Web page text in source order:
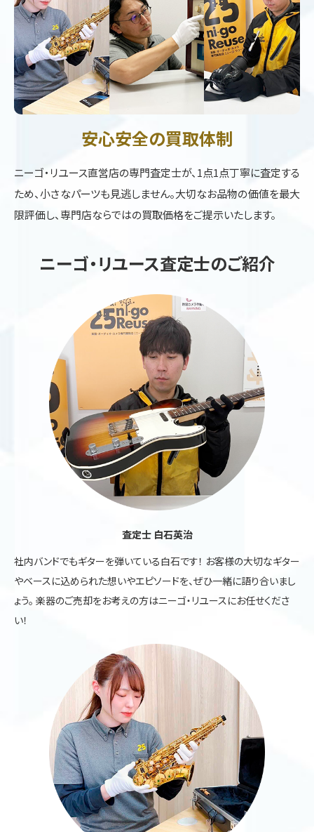
安心安全の買取体制
ニーゴ・リユース直営店の専門査定士が、1点1点丁寧に査定する
ため、小さなパーツも見逃しません。大切なお品物の価値を最大
限評価し、専門店ならではの買取価格をご提示いたします。
ニーゴ・リユース査定士のご紹介
査定士 白石英治
社内バンドでもギターを弾いている白石です！ お客様の大切なギター
やベースに込められた想いやエピソードを、ぜひ一緒に語り合いまし
ょう。 楽器のご売却をお考えの方はニーゴ・リユースにお任せくださ
い！